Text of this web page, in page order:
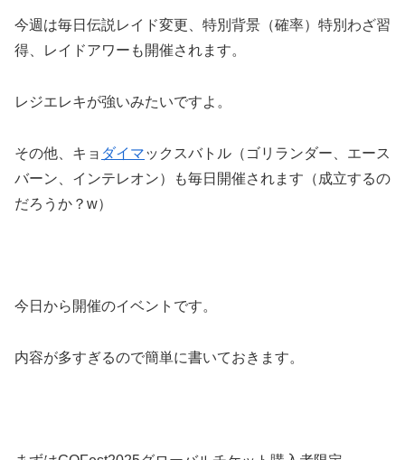
今週は毎日伝説レイド変更、特別背景（確率）特別わざ習
得、レイドアワーも開催されます。
レジエレキが強いみたいですよ。
その他、キョ ダイマックスバトル（ゴリランダー、エース
バーン、インテレオン）も毎日開催されます（成立するの
だろうか？w）
今日から開催のイベントです。
内容が多すぎるので簡単に書いておきます。